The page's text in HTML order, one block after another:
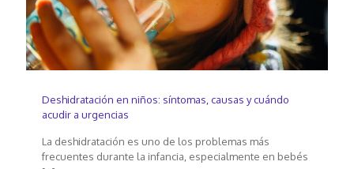
Deshidratación en niños: síntomas, causas y cuándo
acudir a urgencias
La deshidratación es uno de los problemas más
frecuentes durante la infancia, especialmente en bebés